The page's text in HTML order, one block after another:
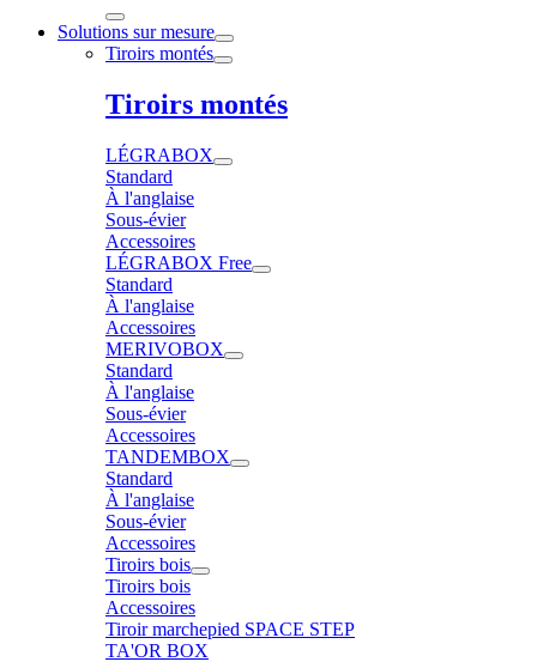
Solutions sur mesure
Tiroirs montés
Tiroirs montés
LÉGRABOX
Standard
À l'anglaise
Sous-évier
Accessoires
LÉGRABOX Free
Standard
À l'anglaise
Accessoires
MERIVOBOX
Standard
À l'anglaise
Sous-évier
Accessoires
TANDEMBOX
Standard
À l'anglaise
Sous-évier
Accessoires
Tiroirs bois
Tiroirs bois
Accessoires
Tiroir marchepied SPACE STEP
TA'OR BOX